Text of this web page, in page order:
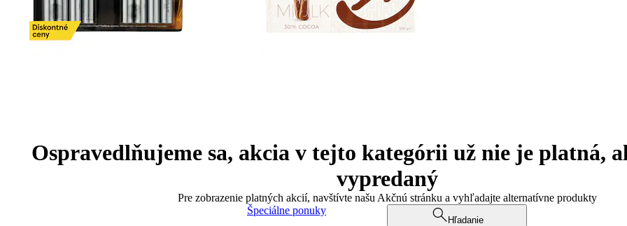
Ospravedlňujeme sa, akcia v tejto kategórii už nie je platná,
vypredaný
Pre zobrazenie platných akcií, navštívte našu Akčnú stránku a vyhľadajte alternatívne produkty
Špeciálne ponuky
Hľadanie